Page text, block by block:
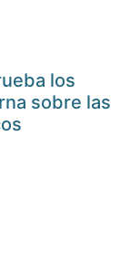
los
sobre las